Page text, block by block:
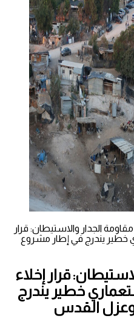
الجدار والاستيطان: قرار
خطير يندرج في إطار مشروع
قرار إخلاء
خطير يندرج
القدس